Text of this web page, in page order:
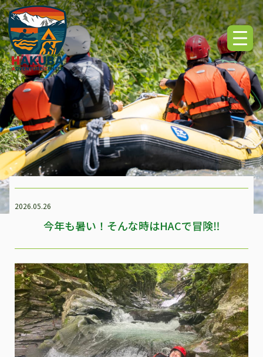
2026.05.26
今年も暑い！そんな時はHACで冒険‼